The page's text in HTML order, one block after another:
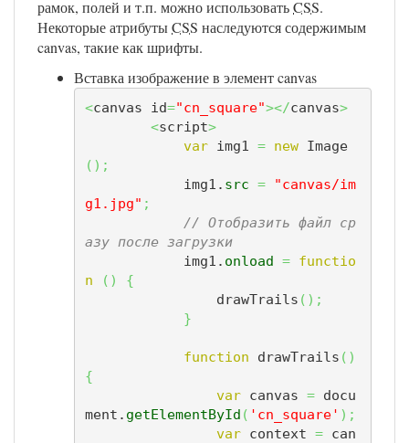
рамок, полей и т.п. можно использоватьCSS.
Некоторые атрибутыCSS наследуются содержимым
canvas, такие как шрифты.
Вставка изображение в элемент canvas
<canvas id="cn_square"></canvas>
<script>
var img1 = new Image
( ) ;
            img1.
src =
"canvas/im
g1.jpg" ;
// Отобразить файл ср
азу после загрузки
            img1.
onload = functio
n
( )
{
                drawTrails
( ) ;
}
function drawTrails ( )
{
var canvas = docu
ment. getElementById ( 'cn_square' ) ;
var context = can